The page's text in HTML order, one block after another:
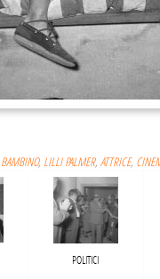
BAMBINO, LILLI PALMER, ATTRICE,
POLITICI